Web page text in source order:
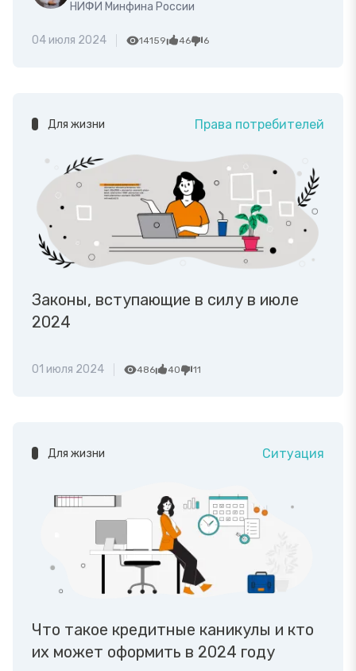
НИФИ Минфина России
04 июля 2024 14159 46 6
Для жизни Права потребителей
Законы, вступающие в силу в июле
2024
01 июля 2024 486 40 11
Для жизни Ситуация
Что такое кредитные каникулы и кто
их может оформить в 2024 году